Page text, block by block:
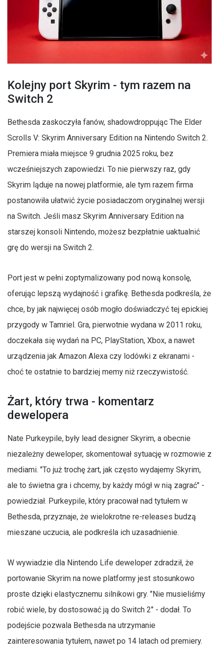
Kolejny port Skyrim - tym razem na
Switch 2
Bethesda zaskoczyła fanów, shadowdroppując The Elder
Scrolls V: Skyrim Anniversary Edition na Nintendo Switch 2.
Premiera miała miejsce 9 grudnia 2025 roku, bez
wcześniejszych zapowiedzi. To nie pierwszy raz, gdy
Skyrim ląduje na nowej platformie, ale tym razem firma
postanowiła ułatwić życie posiadaczom oryginalnej wersji
na Switch. Jeśli masz Skyrim Anniversary Edition na
starszej konsoli Nintendo, możesz bezpłatnie uaktualnić
grę do wersji na Switch 2.
Port jest w pełni zoptymalizowany pod nową konsolę,
oferując lepszą wydajność i grafikę. Bethesda podkreśla, że
chce, by jak najwięcej osób mogło doświadczyć tej epickiej
przygody w Tamriel. Gra, pierwotnie wydana w 2011 roku,
doczekała się wydań na PC, PlayStation, Xbox, a nawet
urządzenia jak Amazon Alexa czy lodówki z ekranami -
choć te ostatnie to bardziej memy niż rzeczywistość.
Żart, który trwa - komentarz
dewelopera
Nate Purkeypile, były lead designer Skyrim, a obecnie
niezależny deweloper, skomentował sytuację w rozmowie z
mediami. "To już trochę żart, jak często wydajemy Skyrim,
ale to świetna gra i chcemy, by każdy mógł w nią zagrać" -
powiedział. Purkeypile, który pracował nad tytułem w
Bethesda, przyznaje, że wielokrotne re-releases budzą
mieszane uczucia, ale podkreśla ich uzasadnienie.
W wywiadzie dla Nintendo Life deweloper zdradził, że
portowanie Skyrim na nowe platformy jest stosunkowo
proste dzięki elastycznemu silnikowi gry. "Nie musieliśmy
robić wiele, by dostosować ją do Switch 2" - dodał. To
podejście pozwala Bethesda na utrzymanie
zainteresowania tytułem, nawet po 14 latach od premiery.